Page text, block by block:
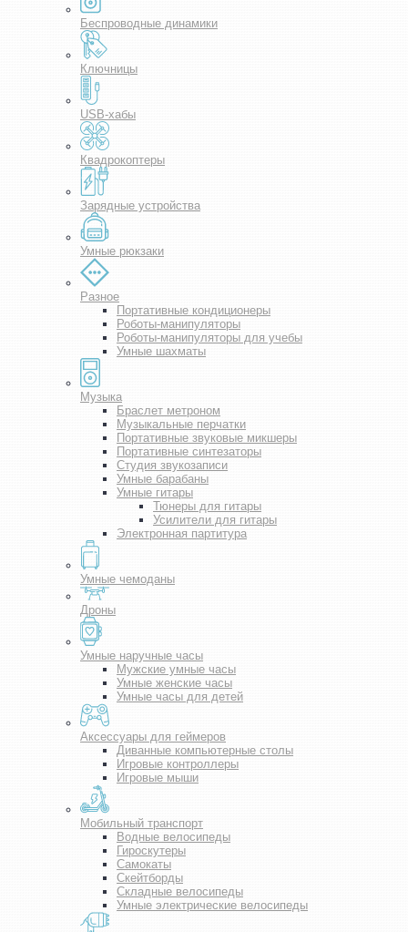
Беспроводные динамики
Ключницы
USB-хабы
Квадрокоптеры
Зарядные устройства
Умные рюкзаки
Разное
Портативные кондиционеры
Роботы-манипуляторы
Роботы-манипуляторы для учебы
Умные шахматы
Музыка
Браслет метроном
Музыкальные перчатки
Портативные звуковые микшеры
Портативные синтезаторы
Студия звукозаписи
Умные барабаны
Умные гитары
Тюнеры для гитары
Усилители для гитары
Электронная партитура
Умные чемоданы
Дроны
Умные наручные часы
Мужские умные часы
Умные женские часы
Умные часы для детей
Аксессуары для геймеров
Диванные компьютерные столы
Игровые контроллеры
Игровые мыши
Мобильный транспорт
Водные велосипеды
Гироскутеры
Самокаты
Скейтборды
Складные велосипеды
Умные электрические велосипеды